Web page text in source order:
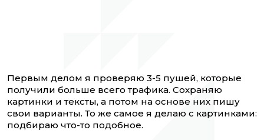
Первым делом я проверяю 3-5 пушей, которые
получили больше всего трафика. Сохраняю
картинки и тексты, а потом на основе них пишу
свои варианты. То же самое я делаю с картинками:
подбираю что-то подобное.